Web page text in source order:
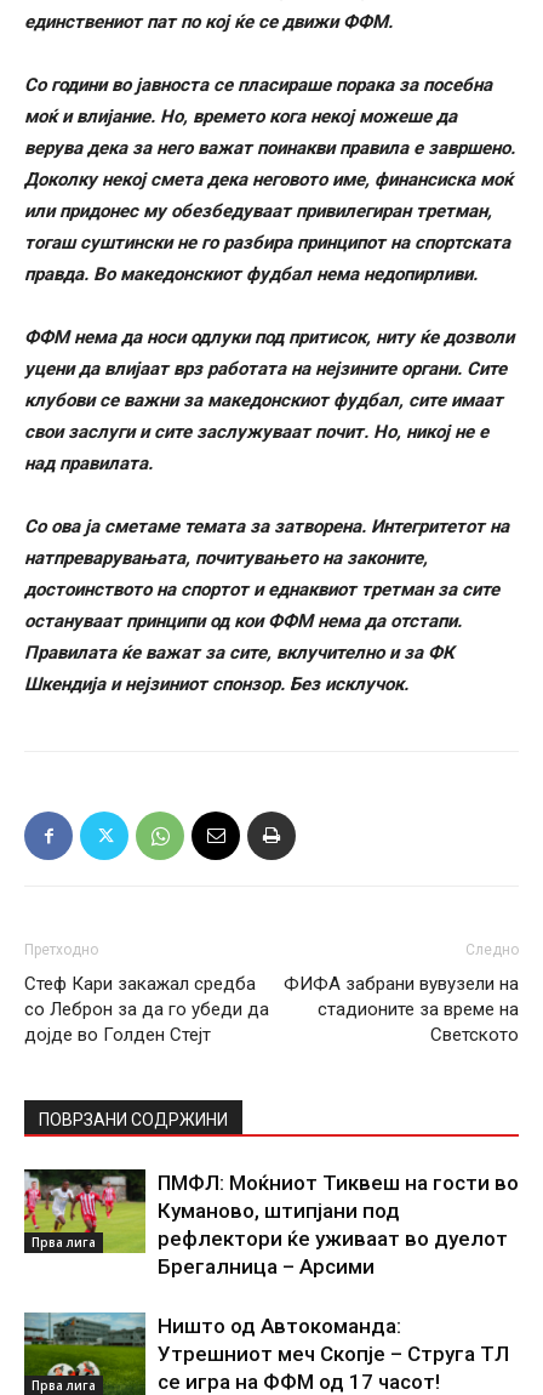
единствениот пат по кој ќе се движи ФФМ.
Со години во јавноста се пласираше порака за посебна
моќ и влијание. Но, времето кога некој можеше да
верува дека за него важат поинакви правила е завршено.
Доколку некој смета дека неговото име, финансиска моќ
или придонес му обезбедуваат привилегиран третман,
тогаш суштински не го разбира принципот на спортската
правда. Во македонскиот фудбал нема недопирливи.
ФФМ нема да носи одлуки под притисок, ниту ќе дозволи
уцени да влијаат врз работата на нејзините органи. Сите
клубови се важни за македонскиот фудбал, сите имаат
свои заслуги и сите заслужуваат почит. Но, никој не е
над правилата.
Со ова ја сметаме темата за затворена. Интегритетот на
натпреварувањата, почитувањето на законите,
достоинството на спортот и еднаквиот третман за сите
остануваат принципи од кои ФФМ нема да отстапи.
Правилата ќе важат за сите, вклучително и за ФК
Шкендија и нејзиниот спонзор. Без исклучок.
Претходно
Стеф Кари закажал средба
со Леброн за да го убеди да
дојде во Голден Стејт
Следно
ФИФА забрани вувузели на
стадионите за време на
Светското
ПОВРЗАНИ СОДРЖИНИ
Прва лига
ПМФЛ: Моќниот Тиквеш на гости во
Куманово, штипјани под
рефлектори ќе уживаат во дуелот
Брегалница – Арсими
Прва лига
Ништо од Автокоманда:
Утрешниот меч Скопје – Струга ТЛ
се игра на ФФМ од 17 часот!